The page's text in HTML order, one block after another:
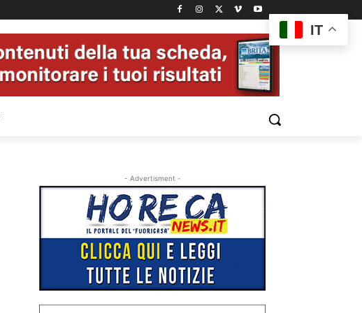
- Advertisment -
IT